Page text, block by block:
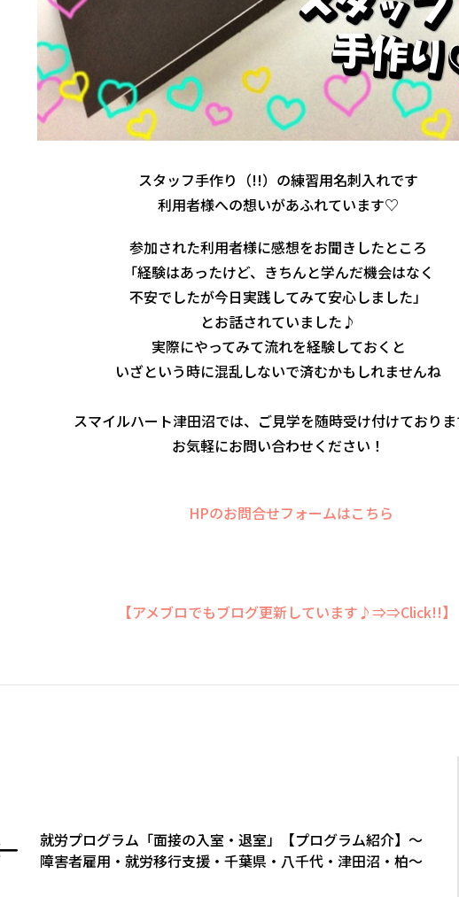
スタッフ手作り（!!）の練習用名刺入れです
利用者様への想いがあふれています♡
参加された利用者様に感想をお聞きしたところ
「経験はあったけど、きちんと学んだ機会はなく
不安でしたが今日実践してみて安心しました」
とお話されていました♪
実際にやってみて流れを経験しておくと
いざという時に混乱しないで済むかもしれませんね
スマイルハート津田沼では、ご見学を随時受け付けておりま
お気軽にお問い合わせください！
HPのお問合せフォームはこちら
【アメブロでもブログ更新しています♪⇒⇒Click!!】
就労プログラム「面接の入室・退室」【プログラム紹介】～
障害者雇用・就労移行支援・千葉県・八千代・津田沼・柏～